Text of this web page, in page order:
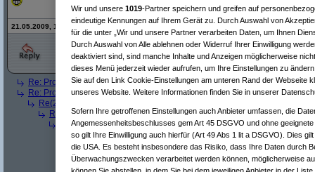
21.05.2009, 13:09 Uhr - Editiert von Flooh
Re: Problem mit Motor(Thunderam 15.05.2009, 12:09:52)
Re: Problem mit Motor(Geri_65am 15.05.2009, 12:55:02)
Re(2): Problem mit Motor
Re(3): Problem mit Motor( Geri_65am 15.05.2009, 15:46:43)
Re(4): Problem mit Motor(robottiam 15.05.2009, 16:00:02)
Re(5): Problem mit Motor (Geri_65am 15.05.2009, 16:21:30)
Re(6): Problem mit Motor(robottiam 15.05.2009, 20:45:49)
Re(7): Problem mit Motor( Geri_65am 15.05.2009,
Re(8): Problem mit Motor ( robottiam 15.05.2009,
Wir und unsere 1019-Partner speichern und greifen auf
eindeutige Kennungen auf Ihrem Gerät zu. Durch Auswahl von
für die unter „Wir und unsere Partner verarbeiten Daten, um Ihnen
Durch Auswahl von Alle ablehnen oder Widerruf Ihrer Einwilligung
deaktiviert sind, sind manche Inhalte und Anzeigen möglicherweise
dieses Menü jederzeit wieder aufrufen, um Ihre Einstellungen zu
Sie auf den Link Cookie-Einstellungen am unteren Rand der Webseite
unseres Website. Weitere Informationen finden Sie in unserer
Sofern Ihre getroffenen Einstellungen auch Anbieter umfassen, die
Angemessenheitsbeschlusses gem Art 45 DSGVO und ohne
so gilt Ihre Einwilligung auch hierfür (Art 49 Abs 1 lit a DSGVO). Dies
die USA. Es besteht insbesondere das Risiko, dass Ihre Daten durch
Überwachungszwecken verarbeitet werden können, möglicherweise